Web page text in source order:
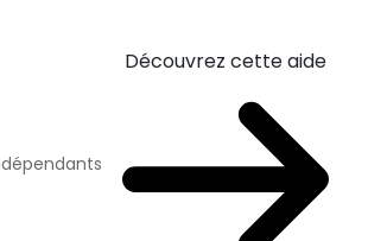
Découvrez cette aide